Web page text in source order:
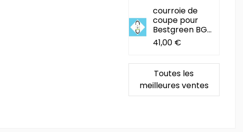
courroie de
coupe pour
Bestgreen BG...
41,00 €
Toutes les
meilleures ventes